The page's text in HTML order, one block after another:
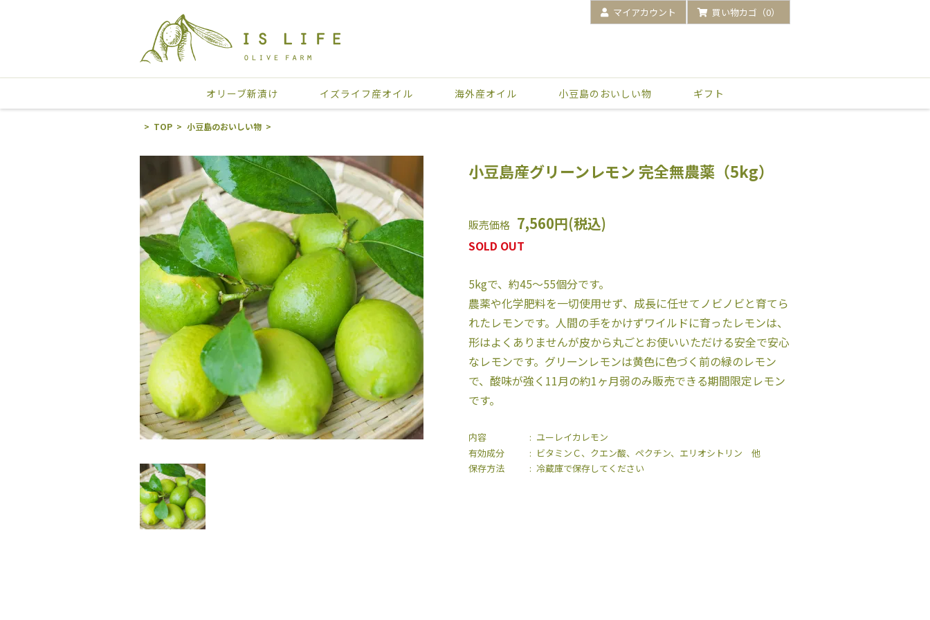
マイアカウント 買い物カゴ（0）
オリーブ新漬け イズライフ産オイル 海外産オイル 小豆島のおいしい物 ギフト
TOP 小豆島のおいしい物
小豆島産グリーンレモン 完全無農薬（5kg）
販売価格 7,560円(税込)
SOLD OUT
5kgで、約45～55個分です。
農薬や化学肥料を一切使用せず、成長に任せてノビノビと育てら
れたレモンです。人間の手をかけずワイルドに育ったレモンは、
形はよくありませんが皮から丸ごとお使いいただける安全で安心
なレモンです。グリーンレモンは黄色に色づく前の緑のレモン
で、酸味が強く11月の約1ヶ月弱のみ販売できる期間限定レモン
です。
内容
ユーレイカレモン
有効成分
ビタミンＣ、クエン酸、ペクチン、エリオシトリン 他
保存方法
冷蔵庫で保存してください